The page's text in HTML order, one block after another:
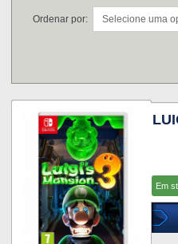
Ordenar por:
Em